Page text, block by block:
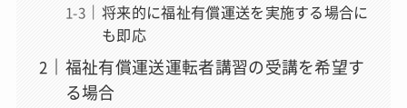
将来的に福祉有償運送を実施する場合に
も即応
福祉有償運送運転者講習の受講を希望す
る場合